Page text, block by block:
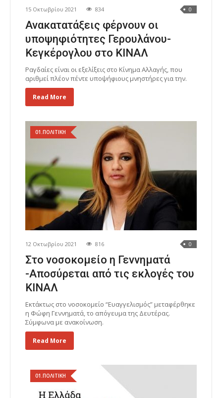
15 Οκτωβρίου 2021 834 0
Ανακατατάξεις φέρνουν οι
υποψηφιότητες Γερουλάνου-
Κεγκέρογλου στο ΚΙΝΑΛ
Ραγδαίες είναι οι εξελίξεις στο Κίνημα Αλλαγής, που
αριθμεί πλέον πέντε υποψήφιους μνηστήρες για την.
Read More
01.ΠΟΛΙΤΙΚΗ
12 Οκτωβρίου 2021 816 0
Στο νοσοκομείο η Γεννηματά
-Αποσύρεται από τις εκλογές του
ΚΙΝΑΛ
Εκτάκτως στο νοσοκομείο “Ευαγγελισμός” μεταφέρθηκε
η Φώφη Γεννηματά, το απόγευμα της Δευτέρας.
Σύμφωνα με ανακοίνωση.
Read More
01.ΠΟΛΙΤΙΚΗ